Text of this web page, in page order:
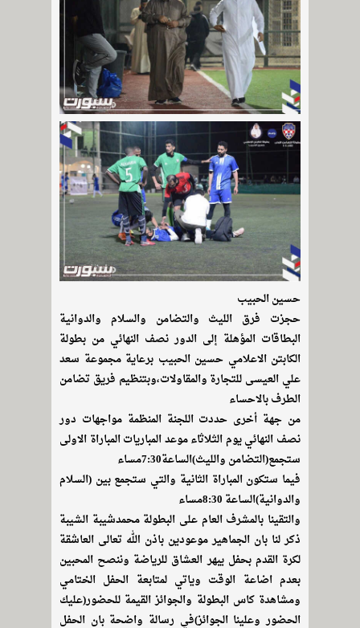
حسين الحبيب
حجزت فرق الليث والتضامن والسلام والدوانية
البطاقات المؤهلة إلى الدور نصف النهائي من بطولة
الكابتن الاعلامي حسين الحبيب برعاية مجموعة سعد
علي العيسى للتجارة والمقاولات،وبتنظيم فريق تضامن
الطرف بالاحساء
من جهة أخرى حددت اللجنة المنظمة مواجهات دور
نصف النهائي يوم الثلاثاء موعد المباريات المباراة الاولى
ستجمع(التضامن والليث)الساعة7:30مساء
فيما ستكون المباراة الثانية والتي ستجمع بين (السلام
والدوانية)الساعة 8:30مساء
والتقينا بالمشرف العام على البطولة محمدشيبة الشيبة
ذكر لنا بان الجماهير موعودين باذن الله تعالى العاشقة
لكرة القدم بحفل يبهر العشاق للرياضة وننصح المحبين
بعدم اضاعة الوقت وياتي لمتابعة الحفل الختامي
ومشاهدة كاس البطولة والجوائز القيمة للحضور(عليك
الحضور وعلينا الجوائز)في رسالة واضحة بان الحفل